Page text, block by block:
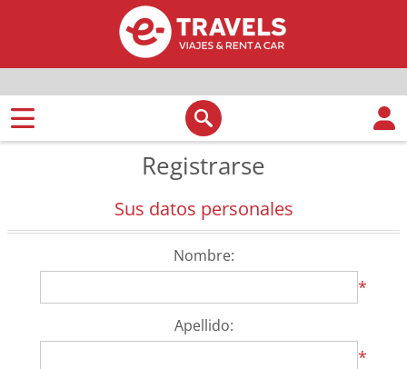
Registrarse
Sus datos personales
Nombre:
*
Apellido:
*